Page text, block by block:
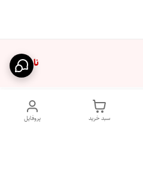
ناموجود
پروفایل سبد خرید